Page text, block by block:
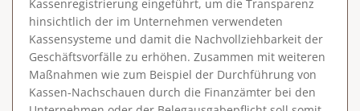
Kassenregistrierung eingeführt, um die Transparenz
hinsichtlich der im Unternehmen verwendeten
Kassensysteme und damit die Nachvollziehbarkeit der
Geschäftsvorfälle zu erhöhen. Zusammen mit weiteren
Maßnahmen wie zum Beispiel der Durchführung von
Kassen-Nachschauen durch die Finanzämter bei den